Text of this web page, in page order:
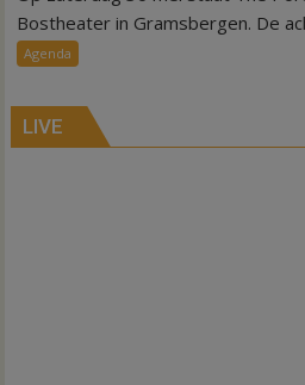
Bostheater in Gramsbergen. De
Agenda
LIVE